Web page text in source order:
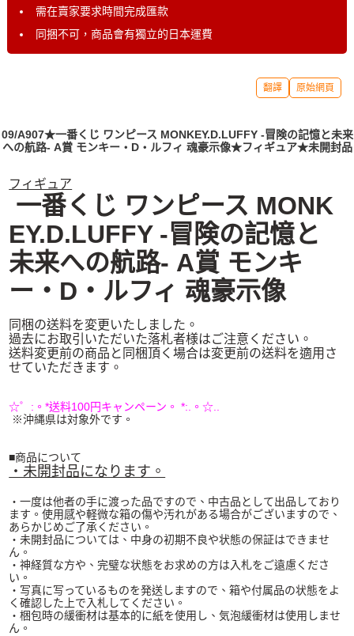
需在賣家要求時間完成匯款
同捆不可，商品會有獨立的日本運費
翻譯 原始網頁
09/A907★一番くじ ワンピース MONKEY.D.LUFFY -冒険の記憶と未来
への航路- A賞 モンキー・D・ルフィ 魂豪示像★フィギュア★未開封品
フィギュア
一番くじ ワンピース MONK
EY.D.LUFFY -冒険の記憶と
未来への航路- A賞 モンキ
ー・D・ルフィ 魂豪示像
同梱の送料を変更いたしました。
過去にお取引いただいた落札者様はご注意ください。
送料変更前の商品と同梱頂く場合は変更前の送料を適用さ
せていただきます。
☆゜:。*送料100円キャンペーン。 *:.。☆..
※沖縄県は対象外です。
■商品について
・未開封品になります。
・一度は他者の手に渡った品ですので、中古品として出品しており
ます。使用感や軽微な箱の傷や汚れがある場合がございますので、
あらかじめご了承ください。
・未開封品については、中身の初期不良や状態の保証はできませ
ん。
・神経質な方や、完璧な状態をお求めの方は入札をご遠慮くださ
い。
・写真に写っているものを発送しますので、箱や付属品の状態をよ
く確認した上で入札してください。
・梱包時の緩衝材は基本的に紙を使用し、気泡緩衝材は使用しませ
ん。